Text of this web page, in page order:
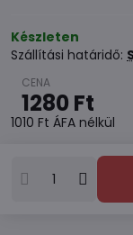
Készleten
Szállítási határidő:
1280 Ft
1010 Ft ÁFA nélkül